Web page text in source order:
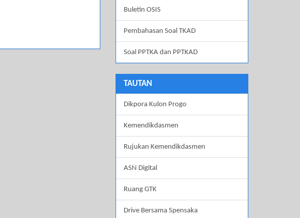
Buletin OSIS
Pembahasan Soal TKAD
Soal PPTKA dan PPTKAD
TAUTAN
Dikpora Kulon Progo
Kemendikdasmen
Rujukan Kemendikdasmen
ASN Digital
Ruang GTK
Drive Bersama Spensaka